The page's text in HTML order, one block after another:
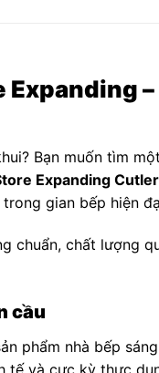
–
Bạn muốn tìm
Expanding
gian bếp hiện
chuẩn, chất lượng
cầu
phẩm nhà bếp